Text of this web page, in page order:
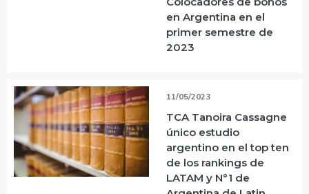
en Argentina en el
primer semestre de
2023
11/05/2023
TCA Tanoira Cassagne
único estudio
argentino en el top ten
de los rankings de
LATAM y N°1 de